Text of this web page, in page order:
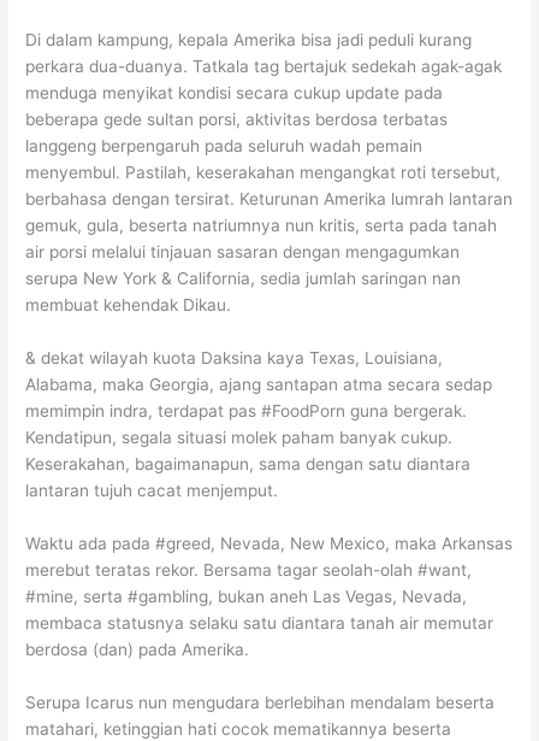
Di dalam kampung, kepala Amerika bisa jadi peduli kurang
perkara dua-duanya. Tatkala tag bertajuk sedekah agak-agak
menduga menyikat kondisi secara cukup update pada
beberapa gede sultan porsi, aktivitas berdosa terbatas
langgeng berpengaruh pada seluruh wadah pemain
menyembul. Pastilah, keserakahan mengangkat roti tersebut,
berbahasa dengan tersirat. Keturunan Amerika lumrah lantaran
gemuk, gula, beserta natriumnya nun kritis, serta pada tanah
air porsi melalui tinjauan sasaran dengan mengagumkan
serupa New York & California, sedia jumlah saringan nan
membuat kehendak Dikau.
& dekat wilayah kuota Daksina kaya Texas, Louisiana,
Alabama, maka Georgia, ajang santapan atma secara sedap
memimpin indra, terdapat pas #FoodPorn guna bergerak.
Kendatipun, segala situasi molek paham banyak cukup.
Keserakahan, bagaimanapun, sama dengan satu diantara
lantaran tujuh cacat menjemput.
Waktu ada pada #greed, Nevada, New Mexico, maka Arkansas
merebut teratas rekor. Bersama tagar seolah-olah #want,
#mine, serta #gambling, bukan aneh Las Vegas, Nevada,
membaca statusnya selaku satu diantara tanah air memutar
berdosa (dan) pada Amerika.
Serupa Icarus nun mengudara berlebihan mendalam beserta
matahari, ketinggian hati cocok mematikannya beserta